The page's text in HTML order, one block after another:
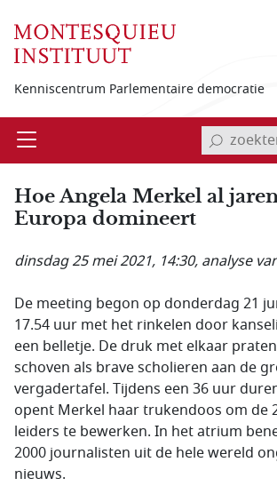
Kenniscentrum Parlementaire democratie
Open invoerveld
Hoe Angela Merkel al
Europa domineert
dinsdag 25 mei 2021, 14:30, analyse
De meeting begon op donderdag 21
17.54 uur met het rinkelen door
een belletje. De druk met elkaar
schoven als brave scholieren aan de
vergadertafel. Tijdens een 36 uur
opent Merkel haar trukendoos om de
leiders te bewerken. In het atrium
2000 journalisten uit de hele wereld
nieuws.